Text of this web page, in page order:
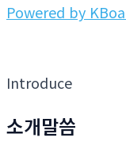
Powered by
Introduce
소개말씀